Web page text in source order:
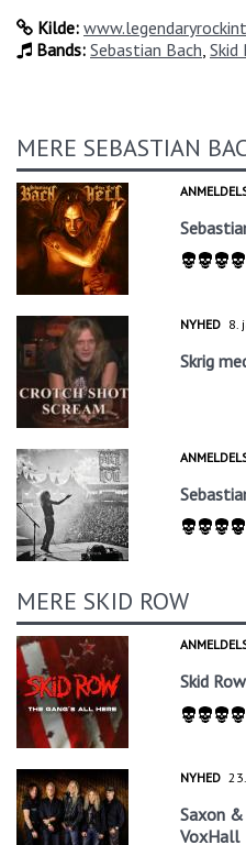
Kilde:
Bands: Sebastian Bach, Skid
MERE SEBASTIAN
NYHED 8.
Skrig
MERE SKID ROW
Skid
NYHED
Saxon
VoxHall